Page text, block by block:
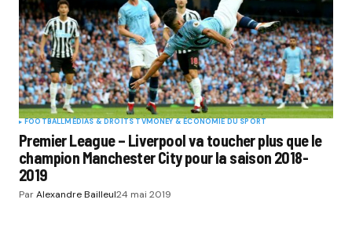
FOOTBALLMÉDIAS & DROITS TVMONEY & ÉCONOMIE DU SPORT
Premier League – Liverpool va toucher plus que le
champion Manchester City pour la saison 2018-
2019
ParAlexandre Bailleul24 mai 2019